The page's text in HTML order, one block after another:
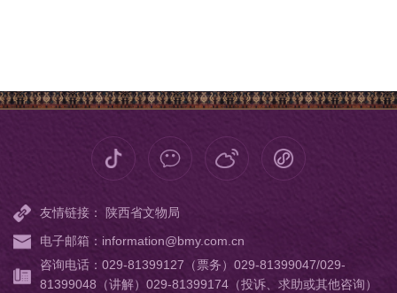
友情链接： 陕西省文物局
电子邮箱：information@bmy.com.cn
咨询电话：029-81399127（票务）029-81399047/029-
81399048（讲解）029-81399174（投诉、求助或其他咨询）